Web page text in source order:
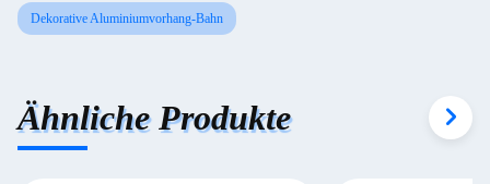
Dekorative Aluminiumvorhang-Bahn
Ähnliche Produkte